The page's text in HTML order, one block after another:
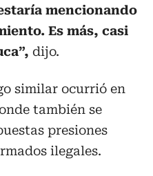
mencionando
Es más, casi
dijo.
similar ocurrió en
también se
presiones
ilegales.